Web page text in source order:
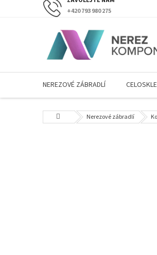
+420 793 980 275
NEREZOVÉ ZÁBRADLÍ
Domů Nerezové zábradlí